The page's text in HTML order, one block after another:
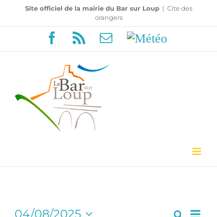
au
Site officiel de la mairie du Bar sur Loup | Cite des
orangers
Facebook
Rss EmailMétéo
04/08/2025